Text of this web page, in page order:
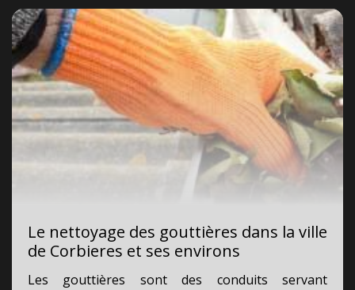
Le nettoyage des gouttières dans la ville
de Corbieres et ses environs
Les gouttières sont des conduits servant